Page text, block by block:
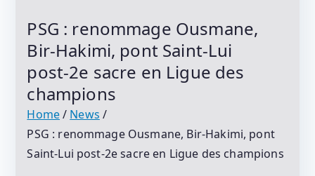
Tous Les Protagonistes Du Motocyclisme.
Résultats Et Classements
PSG : renommage Ousmane,
Bir-Hakimi, pont Saint‑Lui
post‑2e sacre en Ligue des
champions
Home
News
PSG : renommage Ousmane, Bir-Hakimi, pont
Saint‑Lui post‑2e sacre en Ligue des champions